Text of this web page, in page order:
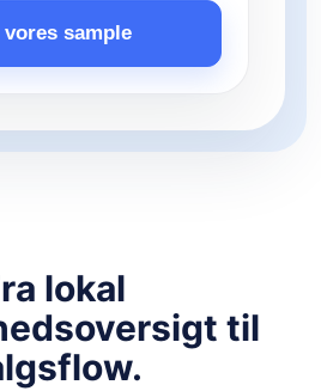
vores sample
lokal
til